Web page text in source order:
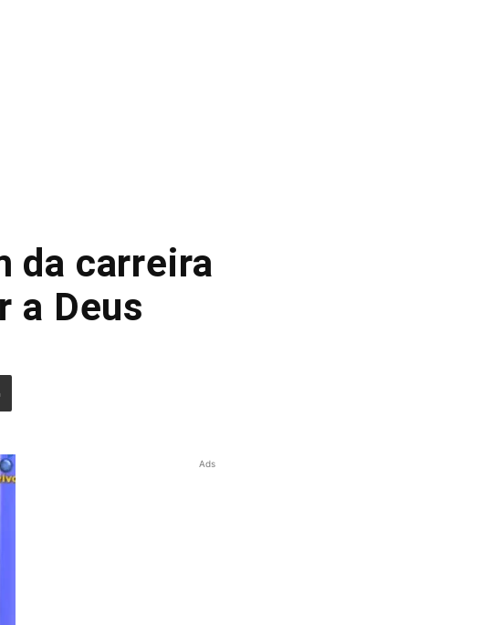
da carreira
a Deus
Ads